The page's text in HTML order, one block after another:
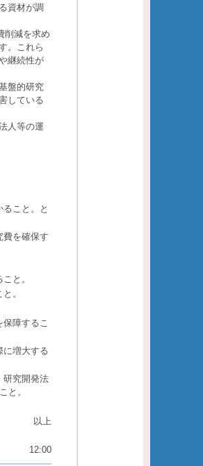
資材が調
削減を求め
。これら
継続性が
盤的研究
している
人等の運
こと。と
費を確保す
と。
。
障するこ
に増大する
研究開発法
と。
以上
12:00